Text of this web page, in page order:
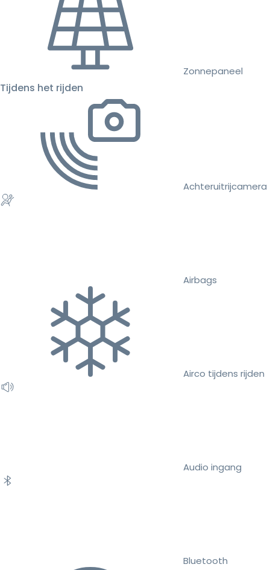
Zonnepaneel
Tijdens het rijden
Achteruitrijcamera
Airbags
Airco tijdens rijden
Audio ingang
Bluetooth